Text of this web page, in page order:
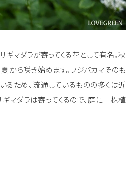
ギマダラが寄ってくる花として有名。秋
から咲き始めます。フジバカマそのも
るため、流通しているものの多くは近
マダラは寄ってくるので、庭に一株植